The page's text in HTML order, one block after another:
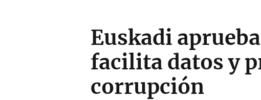
Euskadi
facilita datos y
corrupción